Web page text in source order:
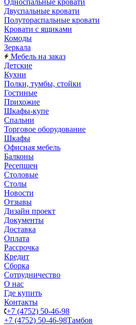
Односпальные кровати
Двуспальные кровати
Полутораспальные кровати
Кровати с ящиками
Комоды
Зеркала
Мебель на заказ
Детские
Кухни
Полки, тумбы, стойки
Гостиные
Прихожие
Шкафы-купе
Спальни
Торговое оборудование
Шкафы
Офисная мебель
Балконы
Ресепшен
Столовые
Столы
Новости
Отзывы
Дизайн проект
Документы
Доставка
Оплата
Рассрочка
Кредит
Сборка
Сотрудничество
О нас
Где купить
Контакты
+7 (4752) 50-46-98
+7 (4752) 50-46-98Тамбов